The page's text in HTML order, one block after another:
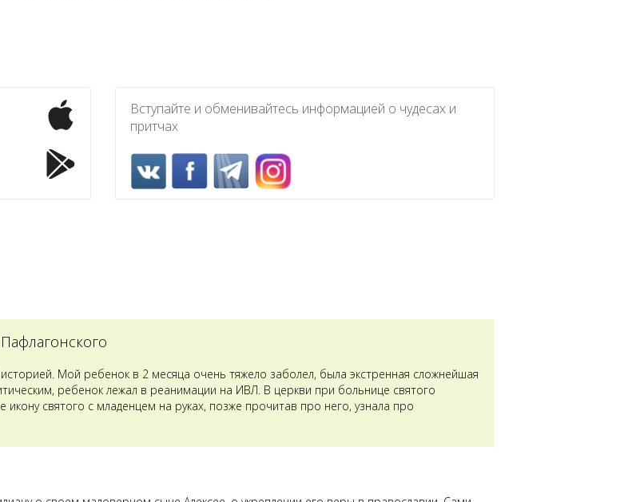
Вступайте и обменивайтесь информацией о чудесах и
притчах
Мой ребенок в 2 месяца очень тяжело заболел, была экстренная сложнейшая
ребенок лежал в реанимации на ИВЛ. В церкви при больнице святого
святого с младенцем на руках, позже прочитав про него, узнала про